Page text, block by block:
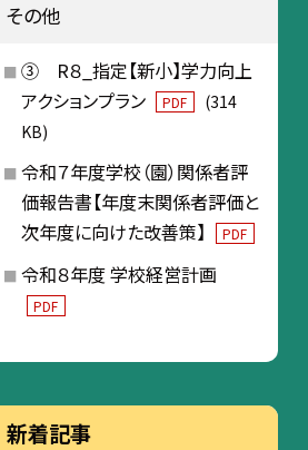
その他
③ R８_指定【新小】学力向上
アクションプラン
PDF
(314
KB)
令和７年度学校（園）関係者評
価報告書【年度末関係者評価と
次年度に向けた改善策】
PDF
令和８年度 学校経営計画
PDF
新着記事